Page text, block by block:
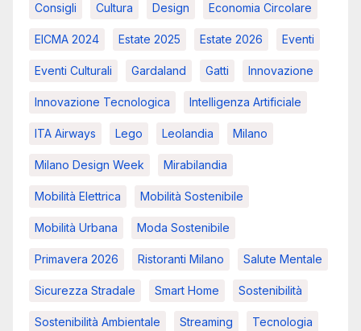
Consigli Cultura Design Economia Circolare
EICMA 2024 Estate 2025 Estate 2026 Eventi
Eventi Culturali Gardaland Gatti Innovazione
Innovazione Tecnologica Intelligenza Artificiale
ITA Airways Lego Leolandia Milano
Milano Design Week Mirabilandia
Mobilità Elettrica Mobilità Sostenibile
Mobilità Urbana Moda Sostenibile
Primavera 2026 Ristoranti Milano Salute Mentale
Sicurezza Stradale Smart Home Sostenibilità
Sostenibilità Ambientale Streaming Tecnologia